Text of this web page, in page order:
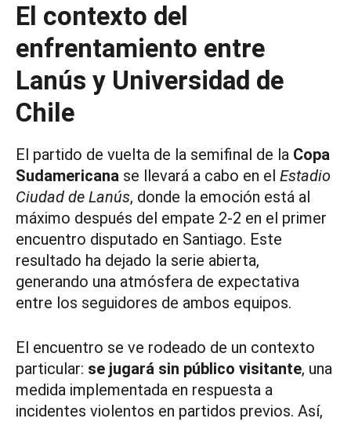
El contexto del
enfrentamiento entre
Lanús y Universidad de
Chile
El partido de vuelta de la semifinal de la Copa
Sudamericana se llevará a cabo en el Estadio
Ciudad de Lanús, donde la emoción está al
máximo después del empate 2-2 en el primer
encuentro disputado en Santiago. Este
resultado ha dejado la serie abierta,
generando una atmósfera de expectativa
entre los seguidores de ambos equipos.
El encuentro se ve rodeado de un contexto
particular: se jugará sin público visitante, una
medida implementada en respuesta a
incidentes violentos en partidos previos. Así,